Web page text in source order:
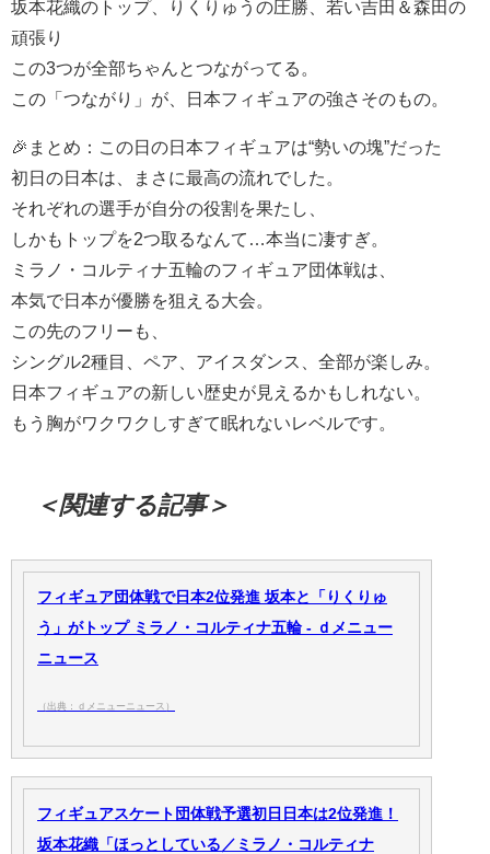
坂本花織のトップ、りくりゅうの圧勝、若い吉田＆森田の
頑張り
この3つが全部ちゃんとつながってる。
この「つながり」が、日本フィギュアの強さそのもの。
🎉まとめ：この日の日本フィギュアは“勢いの塊”だった
初日の日本は、まさに最高の流れでした。
それぞれの選手が自分の役割を果たし、
しかもトップを2つ取るなんて…本当に凄すぎ。
ミラノ・コルティナ五輪のフィギュア団体戦は、
本気で日本が優勝を狙える大会。
この先のフリーも、
シングル2種目、ペア、アイスダンス、全部が楽しみ。
日本フィギュアの新しい歴史が見えるかもしれない。
もう胸がワクワクしすぎて眠れないレベルです。
＜関連する記事＞
フィギュア団体戦で日本2位発進 坂本と「りくりゅ
う」がトップ ミラノ・コルティナ五輪 - ｄメニュー
ニュース
（出典：ｄメニューニュース）
フィギュアスケート団体戦予選初日日本は2位発進！
坂本花織「ほっとしている／ミラノ・コルティナ